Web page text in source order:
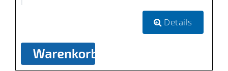
Details